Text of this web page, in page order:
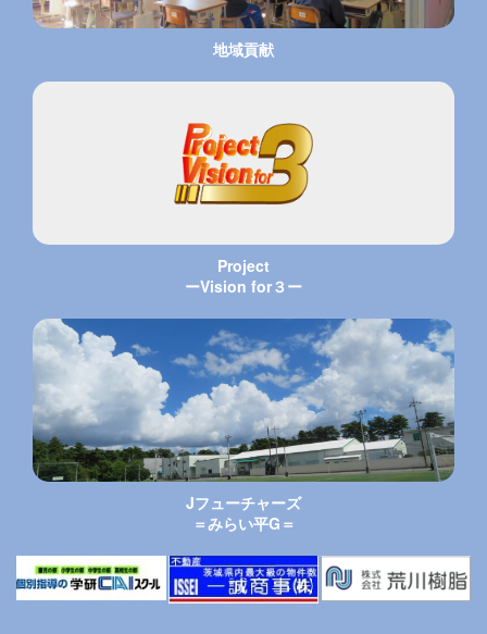
地域貢献
Project
ーVision for３ー
Jフューチャーズ
＝みらい平G＝